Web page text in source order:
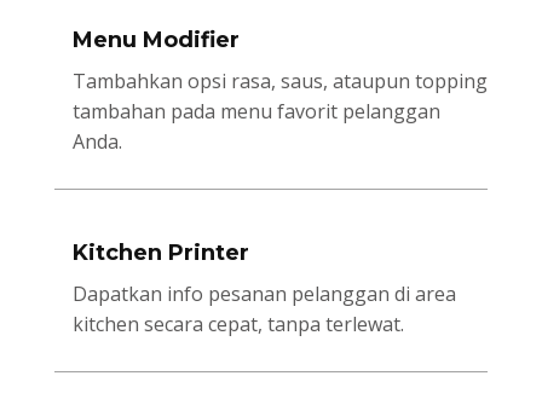
Menu Modifier
Tambahkan opsi rasa, saus, ataupun topping
tambahan pada menu favorit pelanggan
Anda.
Kitchen Printer
Dapatkan info pesanan pelanggan di area
kitchen secara cepat, tanpa terlewat.